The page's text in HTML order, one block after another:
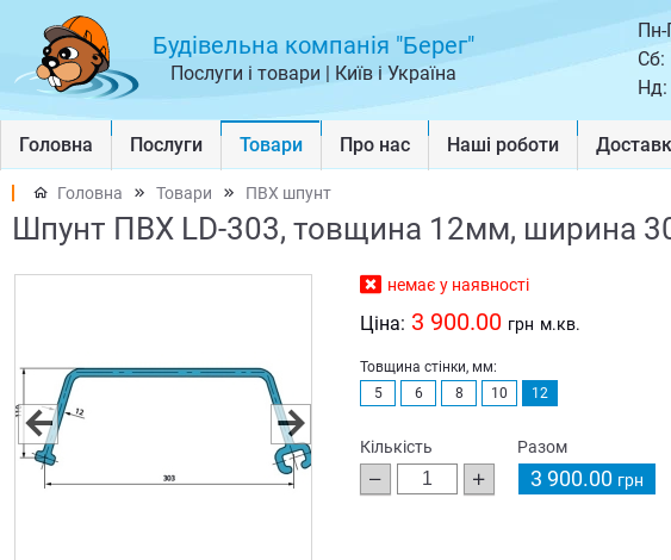
Будівельна компанія "Берег"
Послуги і товари | Київ і Україна
Пн-
Сб:
Нд:
Головна Послуги Товари Про нас Наші роботи
Головна Товари ПВХ шпунт
Шпунт ПВХ LD-303, товщина 12мм, ширина
немає у наявності
Ціна: 3 900.00 грн м.кв.
Товщина стінки, мм:
5
6 8 10 12
Кількість Разом
3 900.00 грн